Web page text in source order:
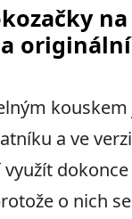
a ve
dokonce
o nich